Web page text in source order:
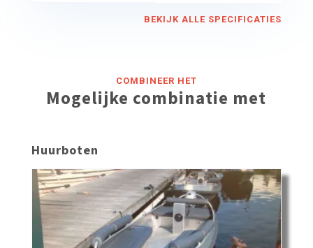
BEKIJK ALLE SPECIFICATIES
COMBINEER HET
Mogelijke combinatie met
Huurboten